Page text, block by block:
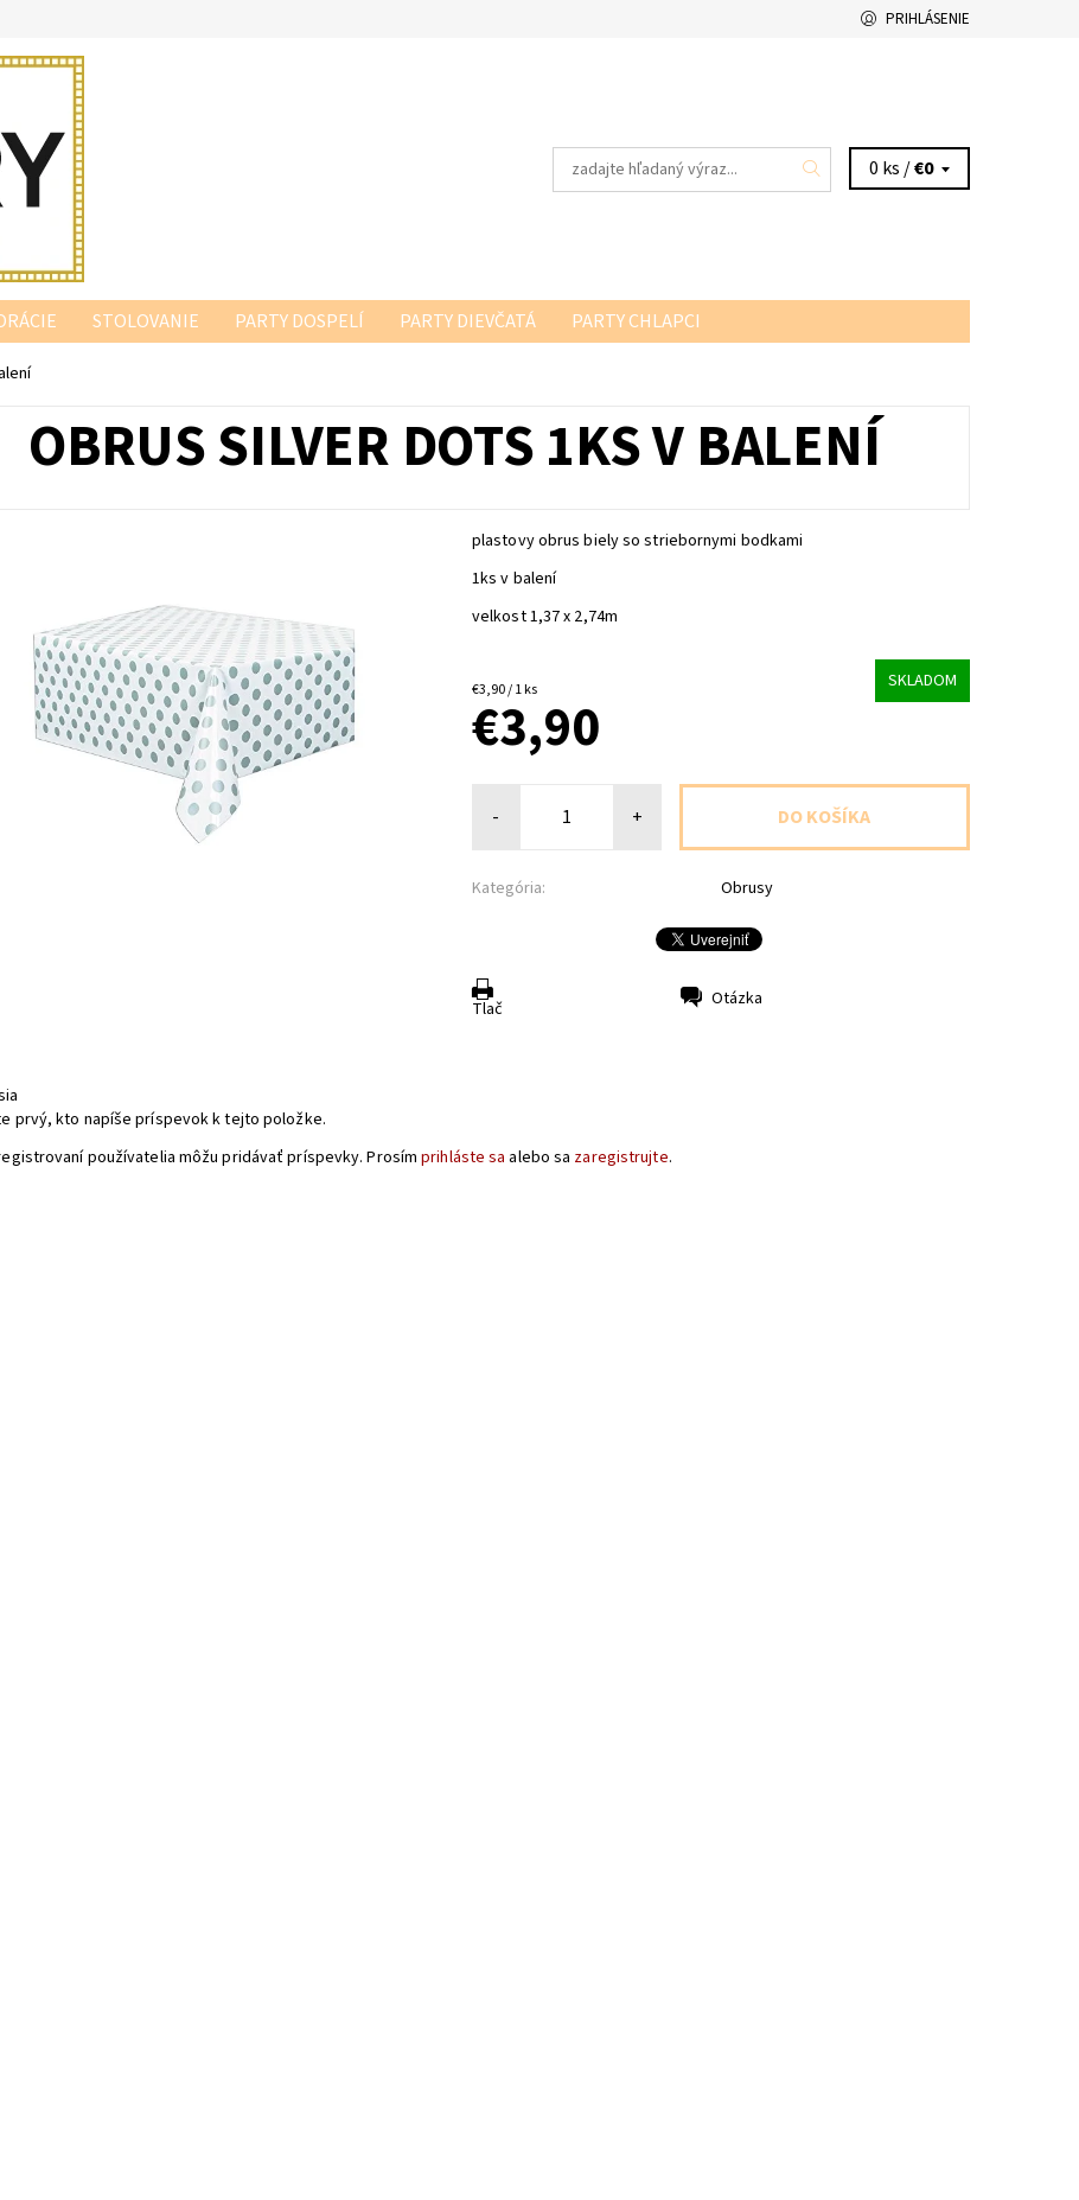
PRIHLÁSENIE
0 ks /€0
STOLOVANIE PARTY DOSPELÍ PARTY DIEVČATÁ
PARTY CHLAPCI
OBRUS SILVER DOTS 1KS V BALENÍ
plastovy obrus biely so striebornymi bodkami
1ks v balení
velkost 1,37 x 2,74m
€3,90 / 1 ks SKLADOM
€3,90
- +
Kategória: Obrusy
Tlač Otázka
prvý, kto napíše príspevok k tejto položke.
používatelia môžu pridávať príspevky. Prosímprihláste sa alebo sa zaregistrujte.